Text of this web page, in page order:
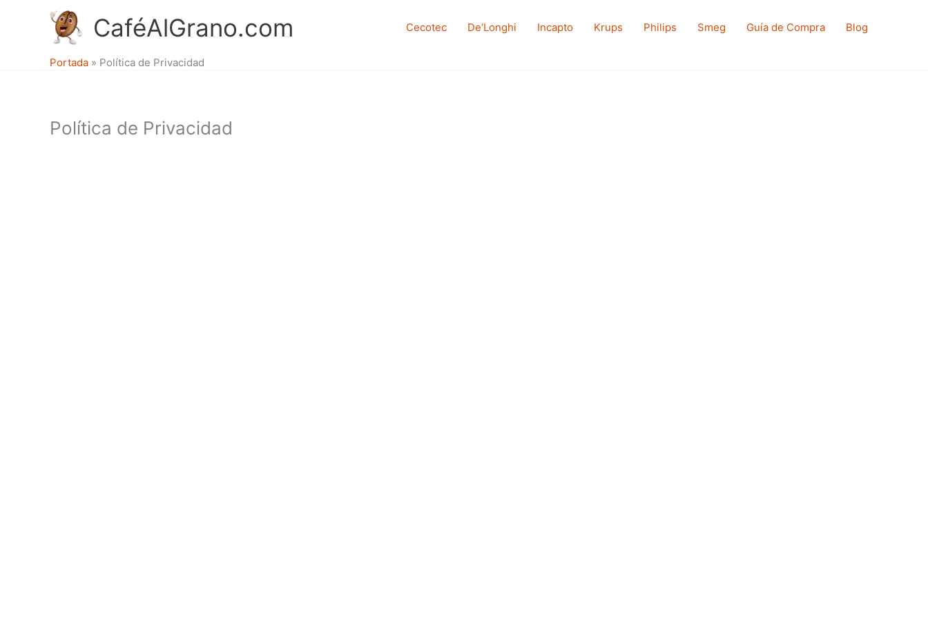
CaféAlGrano.com Cecotec De’Longhi Incapto Krups Philips Smeg Guía de Compra Blog
Portada » Política de Privacidad
Política de Privacidad